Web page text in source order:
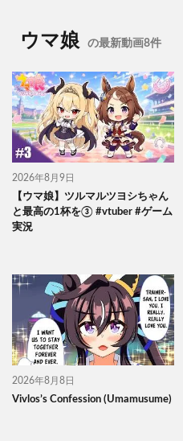
ウマ娘 の最新動画8件
2026年8月9日
【ウマ娘】ツルマルツヨシちゃん
と最高の1杯を③ #vtuber #ゲーム
実況
2026年8月8日
Vivlos’s Confession (Umamusume)